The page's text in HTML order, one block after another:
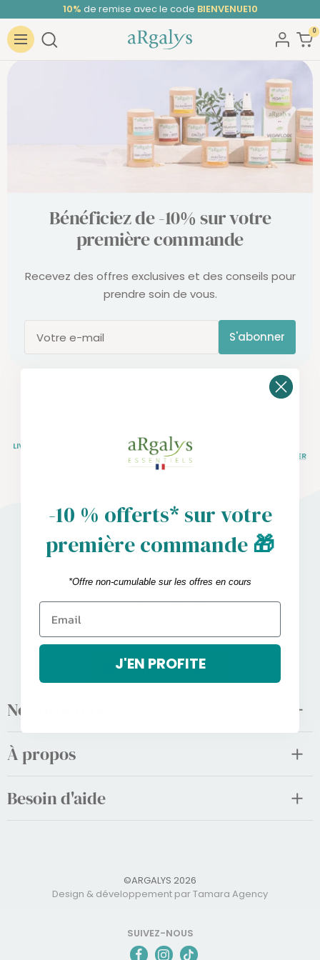
au
contenu
10% de remise avec le code BIENVENUE10
Navigation
ARGALYS 0
Bénéficiez de -10% sur votre
première commande
Recevez des offres exclusives et des conseils pour
prendre soin de vous.
Votre e-mail S'abonner
LIVRAISON OFFERTE
PAIEMENT SÉCURISÉ
CB, PAYPAL
NOUS CONTACTER
Contactez-nous
contact@argalys.com
Du lundi au vendredi
CONTACTEZ-NOUS
Nos produits
À propos
Besoin d'aide
©ARGALYS 2026
Design & développement par Tamara Agency
SUIVEZ-NOUS
-10 % offerts* sur votre
première commande🎁
*Offre non-cumulable sur les offres en cours
J'EN PROFITE